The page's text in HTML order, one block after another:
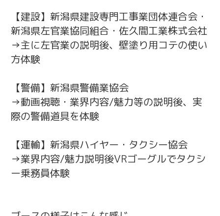
【建設】新潟県建設専門工事業団体連合会・
新潟県左官業協同組合・佐久間工業株式会社
→主に左官業の説明後、壁塗り用コテの使い
方体験
【警備】新潟県警備業協会
→動画視聴・業界内容/魅力等の説明後、実
際の警備道具を体験
【運輸】新潟県ハイヤー・タクシー協会
→業界内容/魅力説明後VRゴーグルでタクシ
ー乗務員体験